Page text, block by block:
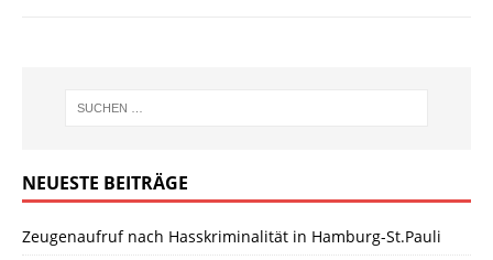
NEUESTE BEITRÄGE
Zeugenaufruf nach Hasskriminalität in Hamburg-St.Pauli